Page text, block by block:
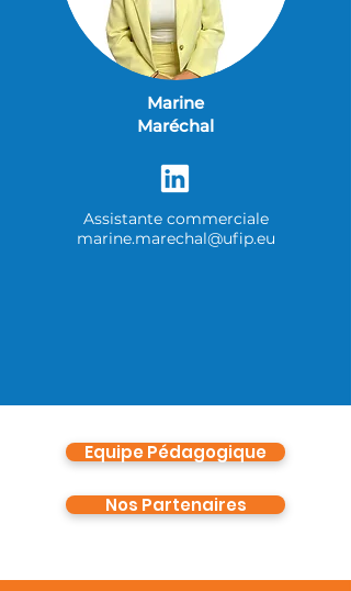
Marine
Maréchal
Assistante commerciale
marine.marechal@ufip.eu
Equipe Pédagogique
Nos Partenaires